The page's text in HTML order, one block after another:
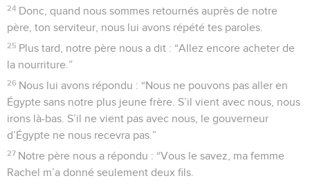
24 Donc, quand nous sommes retournés auprès de notre
père, ton serviteur, nous lui avons répété tes paroles.
25 Plus tard, notre père nous a dit : “Allez encore acheter de
la nourriture.”
26 Nous lui avons répondu : “Nous ne pouvons pas aller en
Égypte sans notre plus jeune frère. S’il vient avec nous, nous
irons là-bas. S’il ne vient pas avec nous, le gouverneur
d’Égypte ne nous recevra pas.”
27 Notre père nous a répondu : “Vous le savez, ma femme
Rachel m’a donné seulement deux fils.